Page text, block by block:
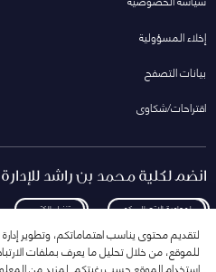
إخلاء المسؤولية
بيانات التصفح
اقتراحات/شكاوى
انضم لكلية محمد بن راشد
لمعاودة الاتصال بكم تنزيل الكتيب
لتقديم محتوى يناسب اهتماماتكم، وتطوير إدارة
للموقع، من خلال تحليل ما يعرف بملفات